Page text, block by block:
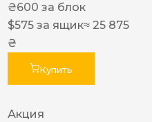
₴600 за блок
$575 за ящик≈ 25 875
₴
Купить
Акция